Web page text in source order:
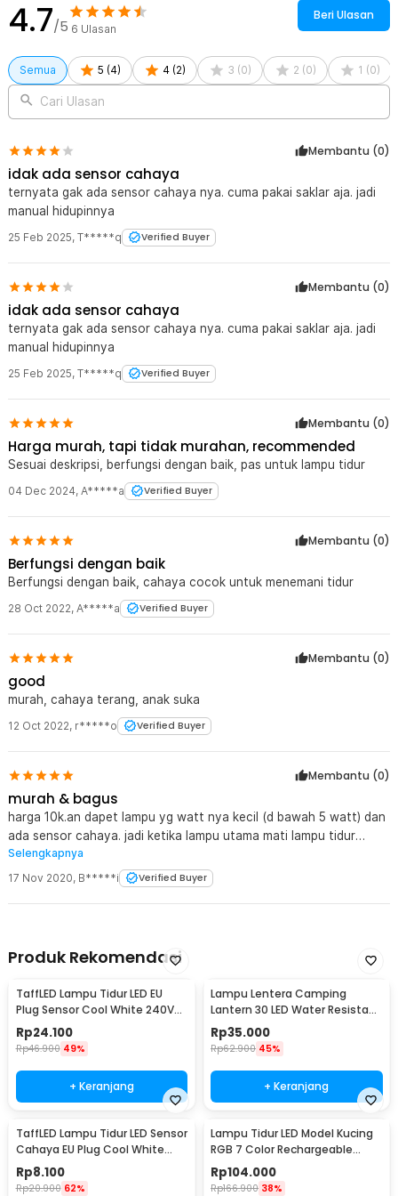
Kelengkapan Produk
Rincian yang Anda dapatkan untuk pembelian produk ini:
1 x Energy Lampu Tidur LED Model Bintang EU Plug 240V 0.1W -
EN-NL-8
4.7/5 6 Ulasan
Beri Ulasan
Semua 5 (4) 4 (2) 3 (0) 2 (0) 1 (0)
Cari Ulasan
Membantu (0)
idak ada sensor cahaya
ternyata gak ada sensor cahaya nya. cuma pakai saklar aja. jadi
manual hidupinnya
25 Feb 2025, T*****q Verified Buyer
Membantu (0)
idak ada sensor cahaya
ternyata gak ada sensor cahaya nya. cuma pakai saklar aja. jadi
manual hidupinnya
25 Feb 2025, T*****q Verified Buyer
Membantu (0)
Harga murah, tapi tidak murahan, recommended
Sesuai deskripsi, berfungsi dengan baik, pas untuk lampu tidur
04 Dec 2024, A*****a Verified Buyer
Membantu (0)
Berfungsi dengan baik
Berfungsi dengan baik, cahaya cocok untuk menemani tidur
28 Oct 2022, A*****a Verified Buyer
Membantu (0)
good
murah, cahaya terang, anak suka
12 Oct 2022, r*****o Verified Buyer
Membantu (0)
murah & bagus
harga 10k.an dapet lampu yg watt nya kecil (d bawah 5 watt) dan
ada sensor cahaya. jadi ketika lampu utama mati lampu tidur
nyala.
Selengkapnya
17 Nov 2020, B*****i Verified Buyer
Produk Rekomendasi
TaffLED Lampu Tidur LED EU
Plug Sensor Cool White 240V
0.5W - LXX3148
Rp24.100
Rp46.900 49%
+ Keranjang
Lampu Lentera Camping
Lantern 30 LED Water Resistant
- GY18
Rp35.000
Rp62.900 45%
+ Keranjang
TaffLED Lampu Tidur LED Sensor
Cahaya EU Plug Cool White
0.5W 250V - L200
Rp8.100
Rp20.900 62%
Lampu Tidur LED Model Kucing
RGB 7 Color Rechargeable
0.4W 5V 1200mAh - LJC-101
Rp104.000
Rp166.900 38%